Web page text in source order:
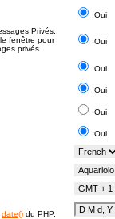
Oui
Privés.:
fenêtre pour
privés
Oui
Oui
Oui
Oui
Oui
date() du PHP.